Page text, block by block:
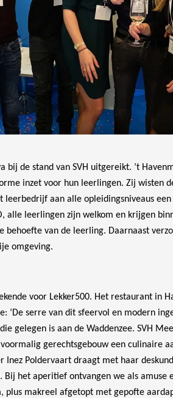
bij de stand van SVH uitgereikt. ’t
inzet voor hun leerlingen. Zij wisten
leerbedrijf aan alle opleidingsniveaus
alle leerlingen zijn welkom en krijgen
behoefte van de leerling. Daarnaast
omgeving.
voor Lekker500. Het restaurant in
‘De serre van dit sfeervol en modern
gelegen is aan de Waddenzee. SVH
gerechtsgebouw een culinaire
Inez Poldervaart draagt met haar
Bij het aperitief ontvangen we als amuse
plus makreel afgetopt met gepofte